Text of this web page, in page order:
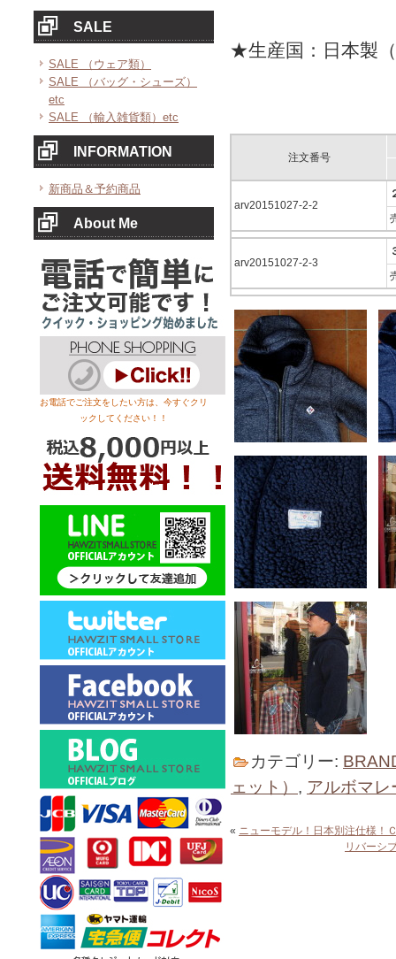
SALE
SALE （ウェア類）
SALE （バッグ・シューズ）
etc
SALE （輸入雑貨類）etc
INFORMATION
新商品＆予約商品
About Me
お電話でご注文をしたい方は、今すぐクリ
ックしてください！！
★生産国：日本製
注文番号
arv20151027-2-2
arv20151027-2-3
カテゴリー:
ェット） , アルボマ
« ニューモデル！日本別注仕様！
リバーシ